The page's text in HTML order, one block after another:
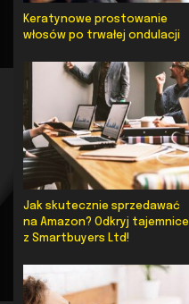
Keratynowe prostowanie
włosów po trwałej ondulacji
Jak skutecznie sprzedawać
na Amazon? Odkryj tajemnice
z Smartbuyers Ltd!